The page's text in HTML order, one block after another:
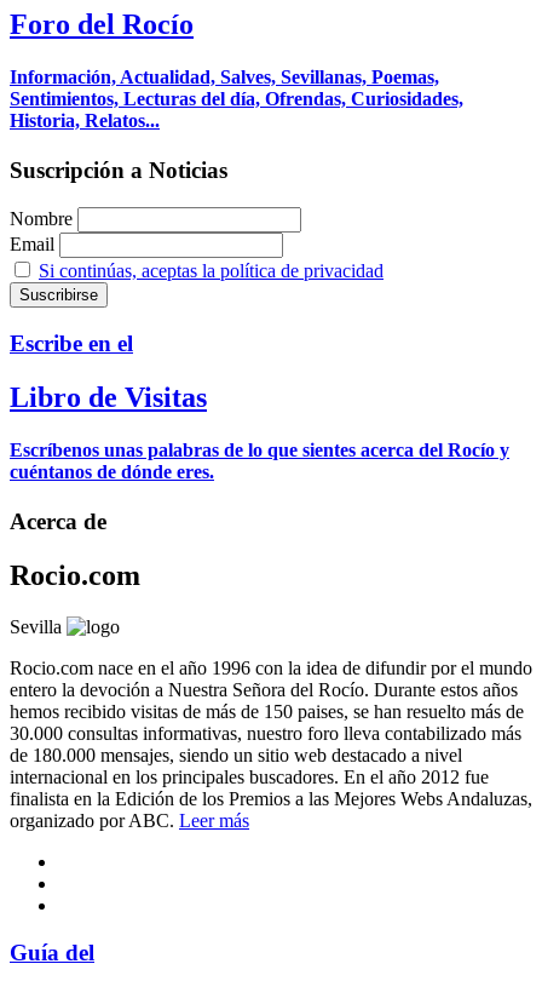
Foro del Rocío
Información, Actualidad, Salves, Sevillanas, Poemas,
Sentimientos, Lecturas del día, Ofrendas, Curiosidades,
Historia, Relatos...
Suscripción a Noticias
Nombre
Email
Si continúas, aceptas la política de privacidad
Escribe en el
Libro de Visitas
Escríbenos unas palabras de lo que sientes acerca del Rocío y
cuéntanos de dónde eres.
Acerca de
Rocio.com
Sevilla
Rocio.com nace en el año 1996 con la idea de difundir por el mundo
entero la devoción a Nuestra Señora del Rocío. Durante estos años
hemos recibido visitas de más de 150 paises, se han resuelto más de
30.000 consultas informativas, nuestro foro lleva contabilizado más
de 180.000 mensajes, siendo un sitio web destacado a nivel
internacional en los principales buscadores. En el año 2012 fue
finalista en la Edición de los Premios a las Mejores Webs Andaluzas,
organizado por ABC. Leer más
Guía del